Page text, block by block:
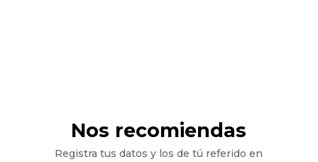
Nos recomiendas
Registra tus datos y los de tú referido en